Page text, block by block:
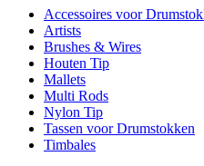
Accessoires voor
Artists
Brushes & Wires
Houten Tip
Mallets
Multi Rods
Nylon Tip
Tassen voor Drumstokken
Timbales